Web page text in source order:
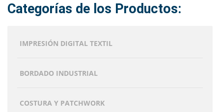
elegir
página
Categorías de los Productos:
IMPRESIÓN DIGITAL TEXTIL
BORDADO INDUSTRIAL
COSTURA Y PATCHWORK